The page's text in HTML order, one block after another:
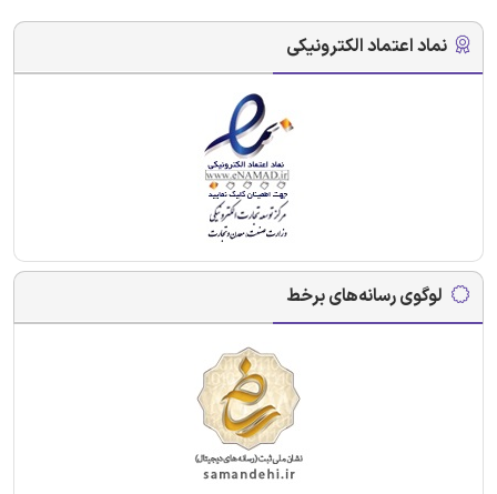
نماد اعتماد الکترونیکی
لوگوی رسانه‌های برخط